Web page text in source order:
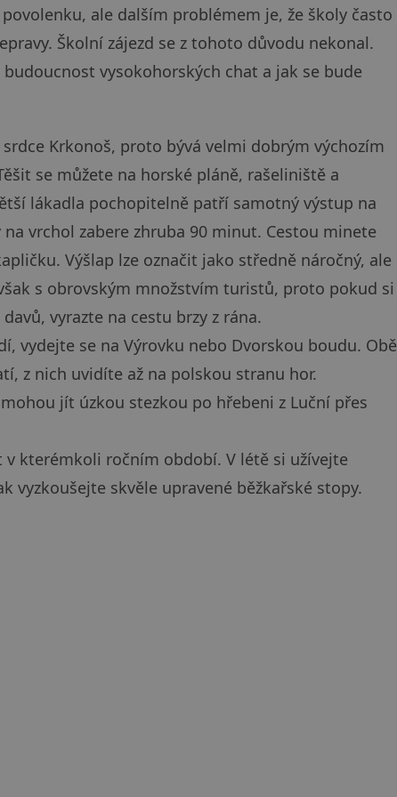
ale dalším problémem je, že školy často
Školní zájezd se z tohoto důvodu nekonal.
vysokohorských chat a jak se bude
Krkonoš, proto bývá velmi dobrým výchozím
se můžete na horské pláně, rašeliniště a
lákadla pochopitelně patří samotný výstup na
na vrchol zabere zhruba 90 minut. Cestou minete
Výšlap lze označit jako středně náročný, ale
s obrovským množstvím turistů, proto pokud si
vyrazte na cestu brzy z rána.
vydejte se na Výrovku nebo Dvorskou boudu. Obě
z nich uvidíte až na polskou stranu hor.
jít úzkou stezkou po hřebeni z Luční přes
kterémkoli ročním období. V létě si užívejte
vyzkoušejte skvěle upravené běžkařské stopy.